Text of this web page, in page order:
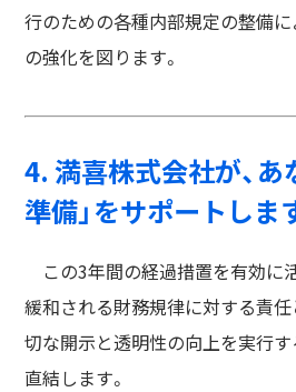
行のための各種内部規定の整備
の強化を図ります。
4. 満喜株式会社が、あ
準備」をサポートしま
この3年間の経過措置を有効に
緩和される財務規律に対する責
切な開示と透明性の向上を実行
直結します。